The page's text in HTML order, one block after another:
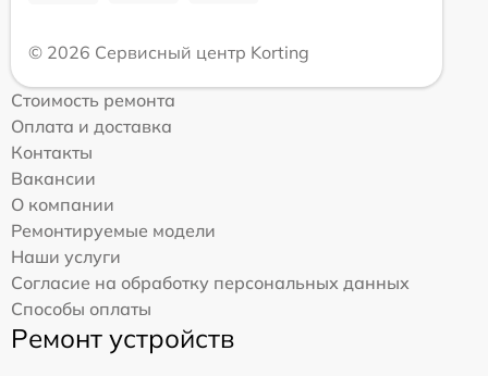
© 2026 Сервисный центр Korting
Стоимость ремонта
Оплата и доставка
Контакты
Вакансии
О компании
Ремонтируемые модели
Наши услуги
Согласие на обработку персональных данных
Способы оплаты
Ремонт устройств